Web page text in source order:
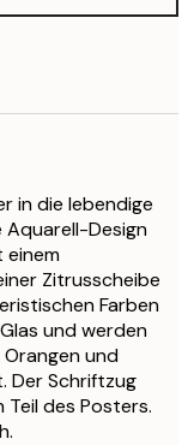
in die lebendige
Aquarell-Design
einem
Zitrusscheibe
Farben
und werden
und
Der Schriftzug
des Posters.